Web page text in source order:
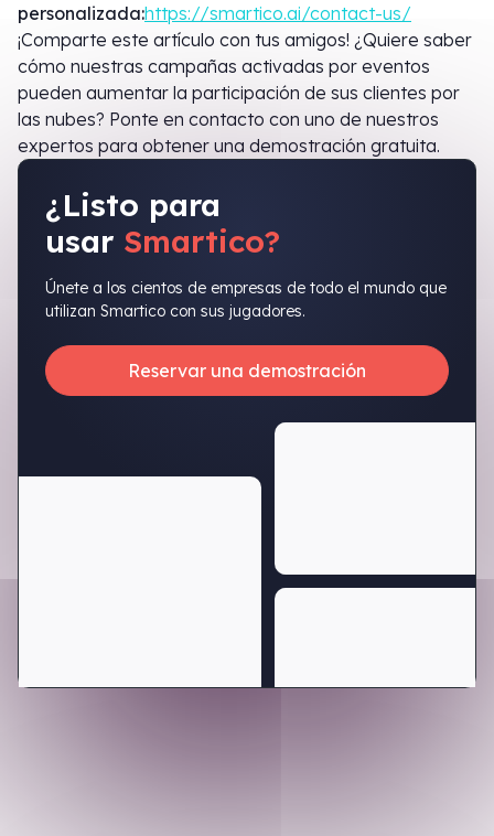
personalizada:https://smartico.ai/contact-us/
¡Comparte este artículo con tus amigos! ¿Quiere saber
cómo nuestras campañas activadas por eventos
pueden aumentar la participación de sus clientes por
las nubes? Ponte en contacto con uno de nuestros
expertos para obtener una demostración gratuita.
¿Listo para
usar Smartico?
Únete a los cientos de empresas de todo el mundo que
utilizan Smartico con sus jugadores.
Reservar una demostración